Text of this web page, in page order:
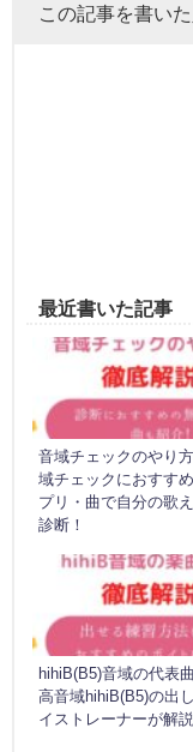
この記事を書いた
最近書いた記事
音域チェックのやり
域チェックにおすす
プリ・曲で自分の歌
診断！
hihiB(B5)音域の代表
高音域hihiB(B5)の出
イストレーナーが解説